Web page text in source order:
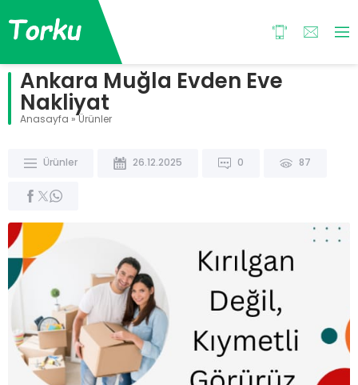
Ankara Muğla Evden Eve
Nakliyat
Anasayfa » Ürünler
Ürünler 26.12.2025 0 87